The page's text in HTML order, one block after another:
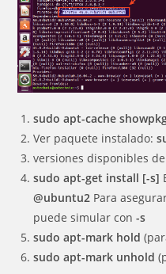
sudo apt-cache
Ver paquete instalado:
versiones disponibles
sudo apt-get install [-s]
@ubuntu2 Para
puede simular con-s
sudo apt-mark hold
sudo apt-mark unhold